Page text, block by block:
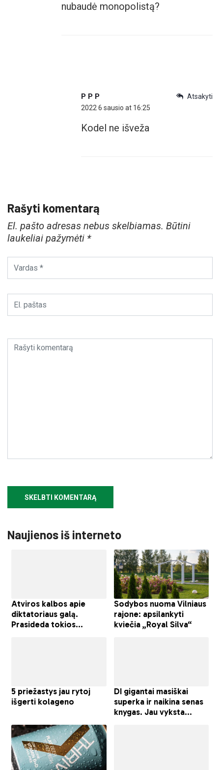
nubaudė monopolistą?
Atsakyti
P P P
2022 6 sausio at 16:25
Kodel ne išveža
Rašyti komentarą
El. pašto adresas nebus skelbiamas. Būtini
laukeliai pažymėti *
Naujienos iš interneto